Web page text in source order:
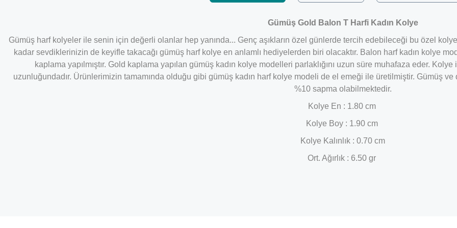
Gümüş Gold Balon T Harfi Kadın Kolye
Gümüş harf kolyeler ile senin için değerli olanlar hep yanında... Genç aşıkların özel günlerde tercih edebileceği bu özel
kadar sevdiklerinizin de keyifle takacağı gümüş harf kolye en anlamlı hediyelerden biri olacaktır. Balon harf kadın kolye
kaplama yapılmıştır. Gold kaplama yapılan gümüş kadın kolye modelleri parlaklığını uzun süre muhafaza eder.
uzunluğundadır. Ürünlerimizin tamamında olduğu gibi gümüş kadın harf kolye modeli de el emeği ile üretilmiştir. Gümüş
%10 sapma olabilmektedir.
Kolye En : 1.80 cm
Kolye Boy : 1.90 cm
Kolye Kalınlık : 0.70 cm
Ort. Ağırlık : 6.50 gr